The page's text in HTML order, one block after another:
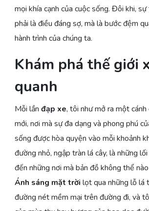
mọi khía cạnh của cuộc sống. Đôi khi,
phải là điều đáng sợ, mà là bước đệm
hành trình của chúng ta.
Khám phá thế giới
quanh
Mỗi lần đạp xe, tôi như mở ra một
mới, nơi mà sự đa dạng và phong phú
sống được hòa quyện vào mỗi khoảnh
đường nhỏ, ngập tràn lá cây, là những
đến những nơi mà bản đồ không thể
Ánh sáng mặt trời lọt qua những lỗ lá
đường nét mềm mại trên đường đi, và